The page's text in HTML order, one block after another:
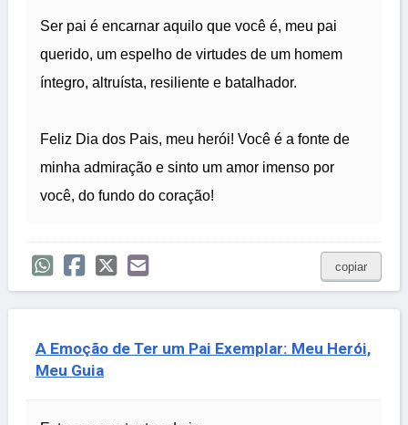
Ser pai é encarnar aquilo que você é, meu pai
querido, um espelho de virtudes de um homem
íntegro, altruísta, resiliente e batalhador.
Feliz Dia dos Pais, meu herói! Você é a fonte de
minha admiração e sinto um amor imenso por
você, do fundo do coração!
copiar
A Emoção de Ter um Pai Exemplar: Meu Herói,
Meu Guia